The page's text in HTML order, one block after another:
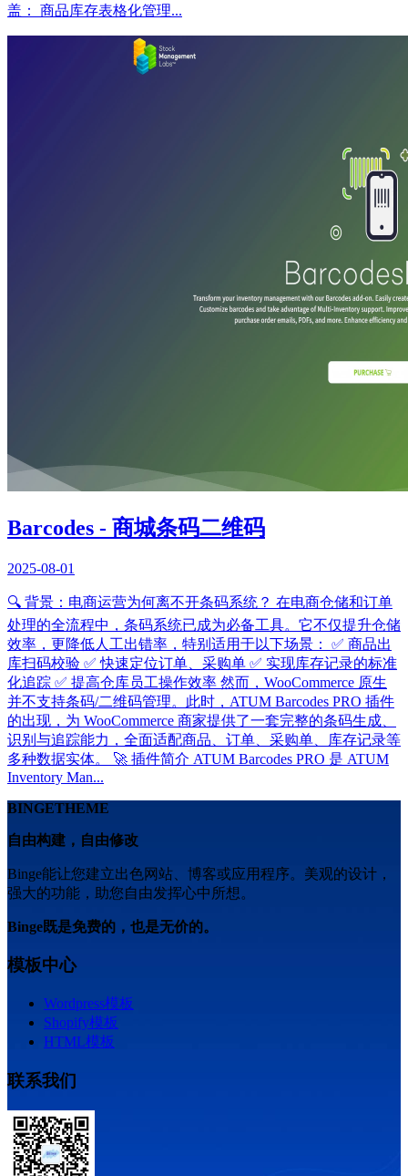
盖： 商品库存表格化管理...
Barcodes - 商城条码二维码
2025-08-01
🔍 背景：电商运营为何离不开条码系统？ 在电商仓储和订单
处理的全流程中，条码系统已成为必备工具。它不仅提升仓储
效率，更降低人工出错率，特别适用于以下场景： ✅ 商品出
库扫码校验 ✅ 快速定位订单、采购单 ✅ 实现库存记录的标准
化追踪 ✅ 提高仓库员工操作效率 然而，WooCommerce 原生
并不支持条码/二维码管理。此时，ATUM Barcodes PRO 插件
的出现，为 WooCommerce 商家提供了一套完整的条码生成、
识别与追踪能力，全面适配商品、订单、采购单、库存记录等
多种数据实体。 🚀 插件简介 ATUM Barcodes PRO 是 ATUM
Inventory Man...
BINGETHEME
自由构建，自由修改
Binge能让您建立出色网站、博客或应用程序。美观的设计，
强大的功能，助您自由发挥心中所想。
Binge既是免费的，也是无价的。
模板中心
Wordpress模板
Shopify模板
HTML模板
联系我们